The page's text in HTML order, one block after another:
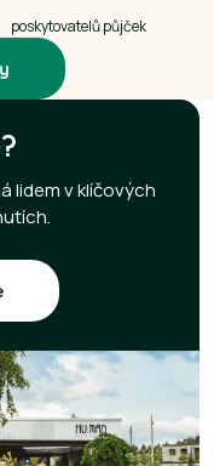
poskytovatelů půjček
lidem v klíčových